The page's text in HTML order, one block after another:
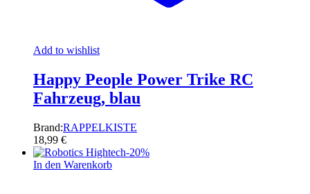
Add to wishlist
Happy People Power Trike RC
Fahrzeug, blau
Brand:RAPPELKISTE
18,99 €
-20%
In den Warenkorb